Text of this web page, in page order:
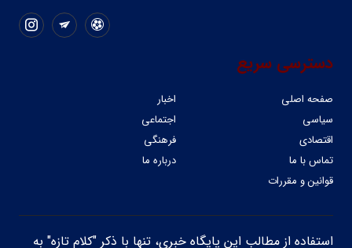
دسترسی سریع
صفحه اصلی
اخبار
سیاسی
اجتماعی
اقتصادی
فرهنگی
تماس با ما
درباره ما
قوانین و مقررات
استفاده از مطالب این پایگاه خبری، تنها با ذکر "کلام تازه" به